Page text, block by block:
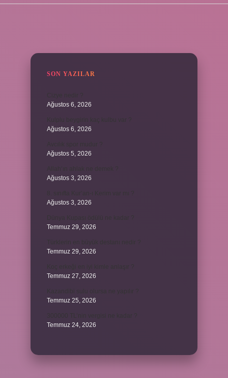
SON YAZILAR
Ağustos 6, 2026
Ağustos 6, 2026
Ağustos 5, 2026
Ağustos 3, 2026
Ağustos 3, 2026
Temmuz 29, 2026
Temmuz 29, 2026
Temmuz 27, 2026
Temmuz 25, 2026
Temmuz 24, 2026